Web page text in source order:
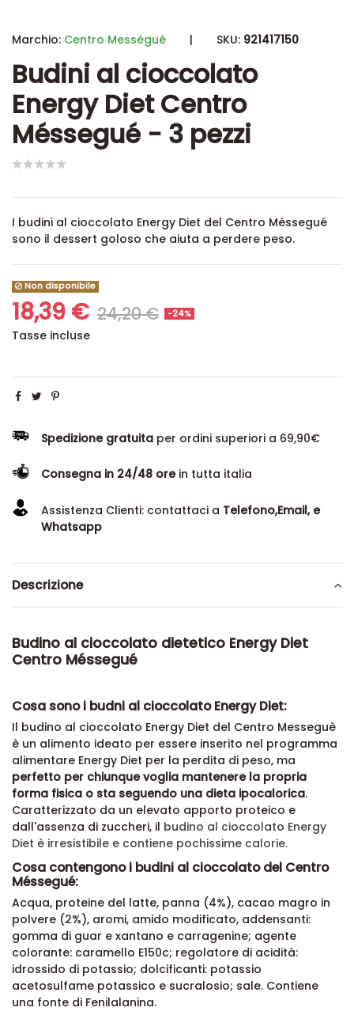
Marchio: Centro Mességué | SKU: 921417150
Budini al cioccolato
Energy Diet Centro
Méssegué - 3 pezzi
I budini al cioccolato Energy Diet del Centro Méssegué
sono il dessert goloso che aiuta a perdere peso.
Non disponibile
18,39 € 24,20 € -24%
Tasse incluse
Spedizione gratuita per ordini superiori a 69,90€
Consegna in 24/48 orein tutta italia
Assistenza Clienti: contattaci a Telefono,Email, e
Whatsapp
Descrizione
Budino al cioccolato dietetico Energy Diet
Centro Méssegué
Cosa sono i budni al cioccolato Energy Diet:
Il budino al cioccolato Energy Diet del Centro Messeguè
è un alimento ideato per essere inserito nel programma
alimentare Energy Diet per la perdita di peso, ma
perfetto per chiunque voglia mantenere la propria
forma fisica o sta seguendo una dieta ipocalorica.
Caratterizzato da un elevato apporto proteico e
dall'assenza di zuccheri, il budino al cioccolato Energy
Diet è irresistibile e contiene pochissime calorie.
Cosa contengono i budini al cioccolato del Centro
Méssegué:
Acqua, proteine del latte, panna (4%), cacao magro in
polvere (2%), aromi, amido modificato, addensanti:
gomma di guar e xantano e carragenine; agente
colorante: caramello E150c; regolatore di acidità:
idrossido di potassio; dolcificanti: potassio
acetosulfame potassico e sucralosio; sale. Contiene
una fonte di Fenilalanina.